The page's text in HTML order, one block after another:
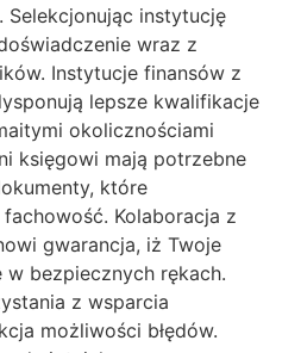
Selekcjonując instytucję
wraz z
Instytucje finansów z
lepsze kwalifikacje
okolicznościami
księgowi mają potrzebne
które
Kolaboracja z
gwarancja, iż Twoje
w bezpiecznych rękach.
z wsparcia
możliwości błędów.